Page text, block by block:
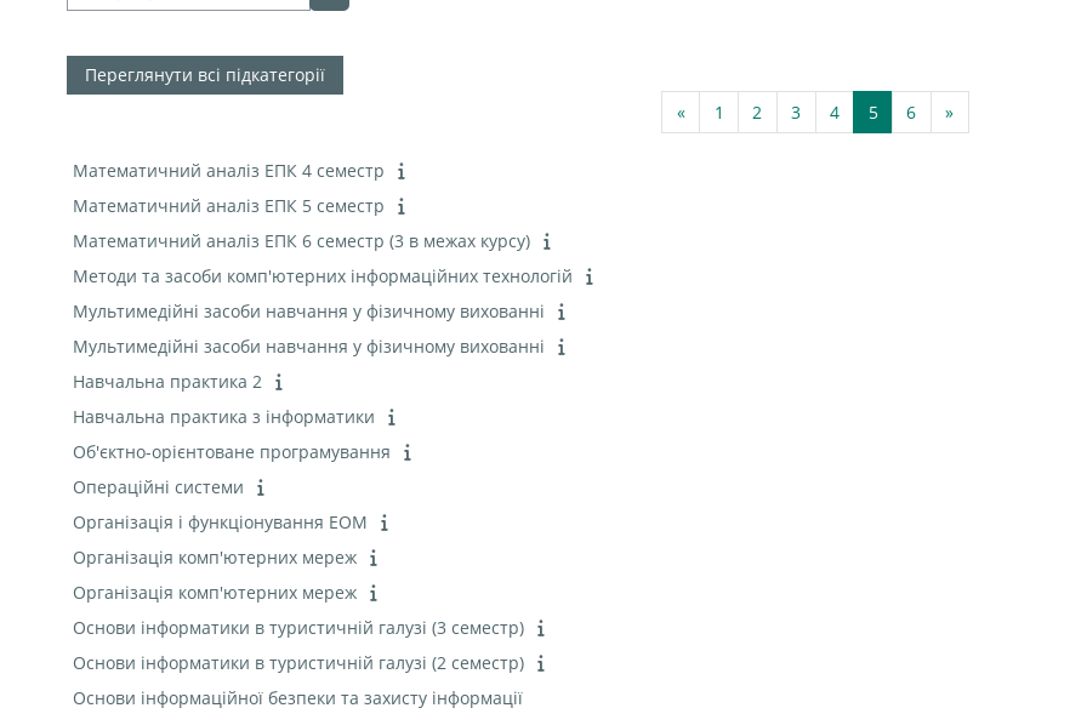
Пошук курсів
Переглянути всі підкатегорії
«Попередня сторінка
1 Сторінка 1
2 Сторінка 2
3Сторінка 3
4Сторінка 4
5Сторінка 5
6Сторінка 6
»Наступна
Математичний аналіз ЕПК 4 семестр
Математичний аналіз ЕПК 5 семестр
Математичний аналіз ЕПК 6 семестр (3 в межах курсу)
Методи та засоби комп'ютерних інформаційних технологій
Мультимедійні засоби навчання у фізичному вихованні
Мультимедійні засоби навчання у фізичному вихованні
Навчальна практика 2
Навчальна практика з інформатики
Об'єктно-орієнтоване програмування
Операційні системи
Організація і функціонування ЕОМ
Організація комп'ютерних мереж
Організація комп'ютерних мереж
Основи інформатики в туристичній галузі (3 семестр)
Основи інформатики в туристичній галузі (2 семестр)
Основи інформаційної безпеки та захисту інформації